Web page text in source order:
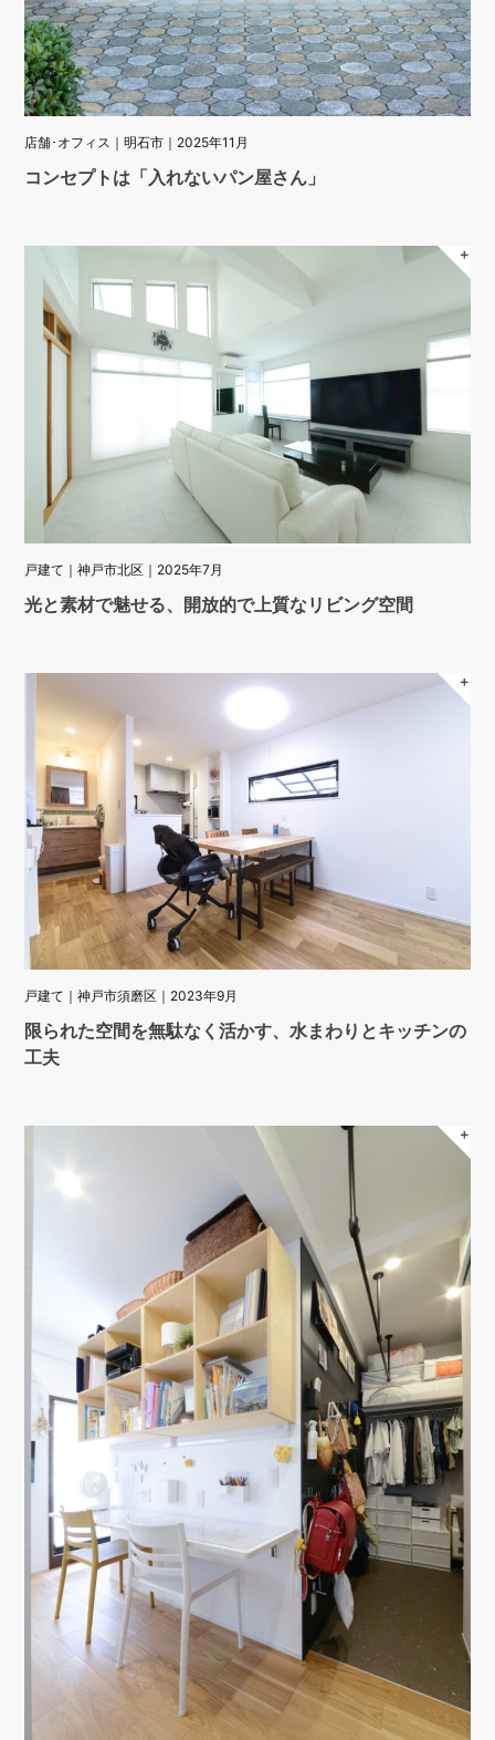
店舗･オフィス｜明石市｜2025年11月
コンセプトは「入れないパン屋さん」
＋
戸建て｜神戸市北区｜2025年7月
光と素材で魅せる、開放的で上質なリビング空間
＋
戸建て｜神戸市須磨区｜2023年9月
限られた空間を無駄なく活かす、水まわりとキッチンの
工夫
＋